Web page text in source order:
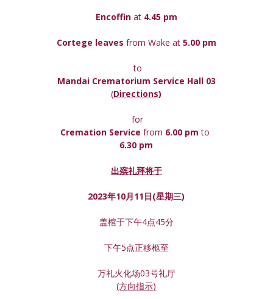
Encoffin at 4.45 pm
Cortege leaves from Wake at 5.00 pm
to
Mandai Crematorium Service Hall 03
(Directions)
for
Cremation Service from 6.00 pm to
6.30 pm
出殡礼拜将于
2023年10月11日(星期三)
盖棺于下午4点45分
下午5点正移柩至
万礼火化场03号礼厅
(方向指示)